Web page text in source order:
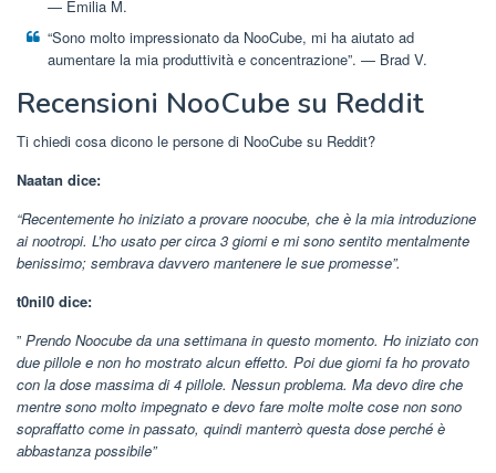
⁠— Emilia M.
“Sono molto impressionato da NooCube, mi ha aiutato ad
aumentare la mia produttività e concentrazione”. ⁠— Brad V.
Recensioni NooCube su Reddit
Ti chiedi cosa dicono le persone di NooCube su Reddit?
Naatan dice:
“Recentemente ho iniziato a provare noocube, che è la mia introduzione
ai nootropi. L’ho usato per circa 3 giorni e mi sono sentito mentalmente
benissimo; sembrava davvero mantenere le sue promesse”.
t0nil0 dice:
” Prendo Noocube da una settimana in questo momento. Ho iniziato con
due pillole e non ho mostrato alcun effetto. Poi due giorni fa ho provato
con la dose massima di 4 pillole. Nessun problema. Ma devo dire che
mentre sono molto impegnato e devo fare molte molte cose non sono
sopraffatto come in passato, quindi manterrò questa dose perché è
abbastanza possibile”